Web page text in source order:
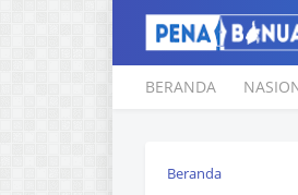
BERANDA
Beranda